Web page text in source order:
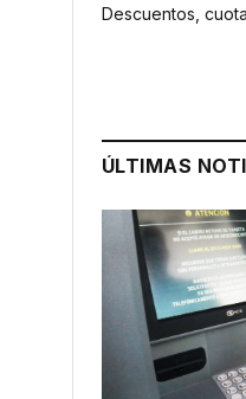
Descuentos,
ÚLTIMAS